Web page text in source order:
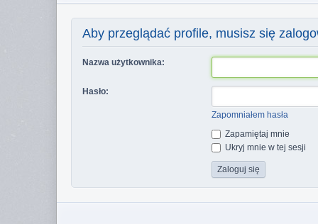
Aby przeglądać profile, musisz się
Nazwa użytkownika:
Hasło:
Zapomniałem hasła
Zapamiętaj mnie
Ukryj mnie w tej sesji